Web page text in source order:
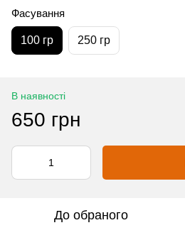
Фасування
100 гр 250 гр
В наявності
650 грн
До обраного